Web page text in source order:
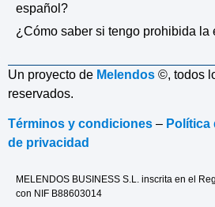
español?
¿Cómo saber si tengo prohibida la
Un proyecto de Melendos ©, todos
reservados.
Términos y condiciones – Política
de privacidad
MELENDOS BUSINESS S.L. inscrita en el
con NIF B88603014